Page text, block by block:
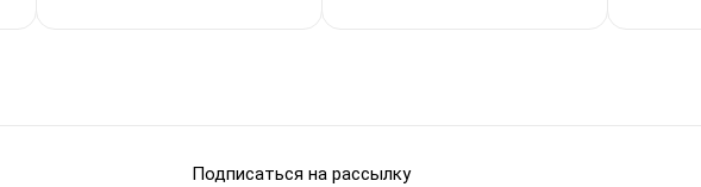
Подписаться на рассылку